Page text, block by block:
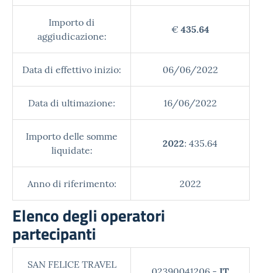
Importo di
aggiudicazione:
€ 435.64
Data di effettivo inizio: 06/06/2022
Data di ultimazione: 16/06/2022
Importo delle somme
liquidate:
2022: 435.64
Anno di riferimento: 2022
Elenco degli operatori
partecipanti
SAN FELICE TRAVEL